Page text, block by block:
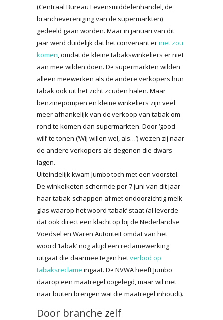
(Centraal Bureau Levensmiddelenhandel, de
branchevereniging van de supermarkten)
gedeeld gaan worden. Maar in januari van dit
jaar werd duidelijk dat het convenant erniet zou
komen, omdat de kleine tabakswinkeliers er niet
aan mee wilden doen. De supermarkten wilden
alleen meewerken als de andere verkopers hun
tabak ook uit het zicht zouden halen. Maar
benzinepompen en kleine winkeliers zijn veel
meer afhankelijk van de verkoop van tabak om
rond te komen dan supermarkten. Door ‘good
will’ te tonen (‘Wij willen wel, als…’) wezen zij naar
de andere verkopers als degenen die dwars
lagen.
Uiteindelijk kwam Jumbo toch met een voorstel.
De winkelketen schermde per 7 juni van dit jaar
haar tabak-schappen af met ondoorzichtig melk
glas waarop het woord ‘tabak’ staat (al leverde
dat ook direct een klacht op bij de Nederlandse
Voedsel en Waren Autoriteit omdat van het
woord ‘tabak’ nog altijd een reclamewerking
uitgaat die daarmee tegen hetverbod op
tabaksreclame ingaat. De NVWA heeft Jumbo
daarop een maatregel opgelegd, maar wil niet
naar buiten brengen wat die maatregel inhoudt).
Door branche zelf